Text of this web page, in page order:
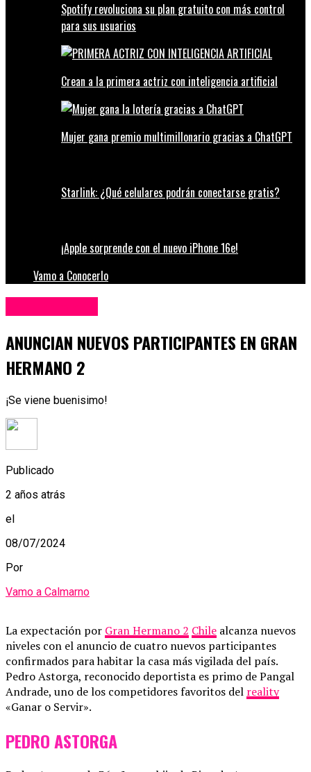
Spotify revoluciona su plan gratuito con más control
para sus usuarios
Crean a la primera actriz con inteligencia artificial
Mujer gana premio multimillonario gracias a ChatGPT
Starlink: ¿Qué celulares podrán conectarse gratis?
¡Apple sorprende con el nuevo iPhone 16e!
Vamo a Conocerlo
ANUNCIAN NUEVOS PARTICIPANTES EN GRAN
HERMANO 2
¡Se viene buenisimo!
Publicado
2 años atrás
el
08/07/2024
Por
Vamo a Calmarno
La expectación por Gran Hermano 2 Chile alcanza nuevos
niveles con el anuncio de cuatro nuevos participantes
confirmados para habitar la casa más vigilada del país.
Pedro Astorga, reconocido deportista es primo de Pangal
Andrade, uno de los competidores favoritos del reality
«Ganar o Servir».
PEDRO ASTORGA